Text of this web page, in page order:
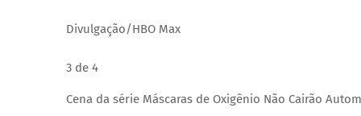
Divulgação/HBO Max
3 de 4
Cena da série Máscaras de Oxigênio Não Cairão